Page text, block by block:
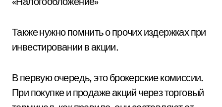
Также нужно помнить о прочих издержках при
инвестировании в акции.
В первую очередь, это брокерские комиссии.
При покупке и продаже акций через торговый